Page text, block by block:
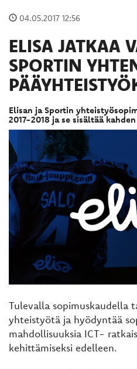
04.05.2017 12:56
ELISA JATKAA
SPORTIN
Elisan ja Sportin
2017-2018 ja se sisältää
Tulevalla sopimuskaudella
yhteistyötä ja hyödyntää
mahdollisuuksia ICT-
kehittämiseksi edelleen.